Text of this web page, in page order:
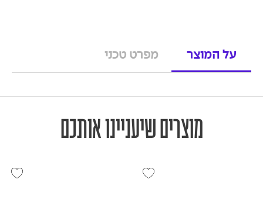
על המוצר מפרט טכני
מוצרים שיעניינו אותכם